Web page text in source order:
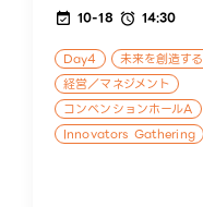
10-18
14:30
Day4
未来を創造する
経営／マネジメント
コンベンションホールA
Innovators Gathering